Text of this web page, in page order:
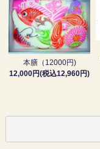
本膳（12000円)
12,000円(税込12,960円)